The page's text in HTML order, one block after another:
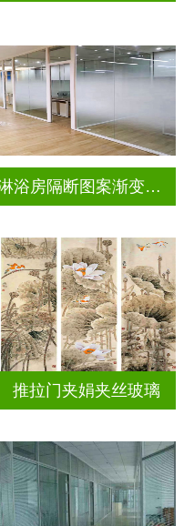
淋浴房隔断图案渐变玻璃
推拉门夹娟夹丝玻璃